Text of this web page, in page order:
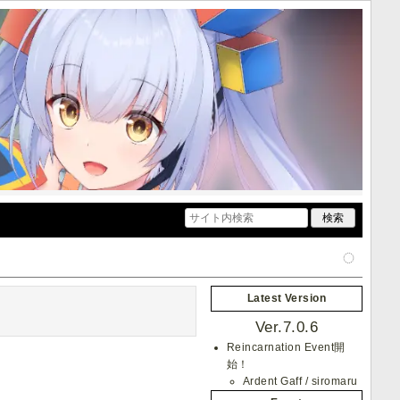
Latest Version
Ver.7.0.6
Reincarnation Event開
始！
Ardent Gaff / siromaru